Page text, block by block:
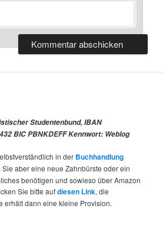
Studentenbund, IBAN
BIC PBNKDEFF Kennwort: Weblog
in der Buchhandlung
Sie aber eine neue Zahnbürste oder ein
benötigen und sowieso über Amazon
Sie bitte aufdiesen Link, die
erhält dann eine kleine Provision.